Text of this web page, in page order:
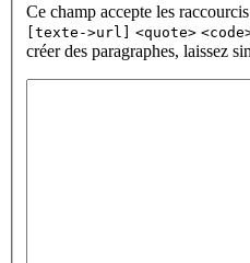
Ce champ accepte les
[texte->url]
<quote>
créer des paragraphes, laissez